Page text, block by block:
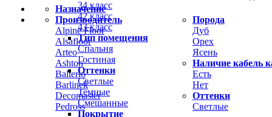
Назначение
Производитель
Alpine Floor
Alsafloor
Arteo
Ashton
Balterio
Barlinek
Decomaster
Pedross
Порода
Дуб
Орех
Ясень
Наличие кабель
Есть
Нет
Оттенки
Светлые
34 класс
42 класс
43 класс
Тип помещения
Спальня
Гостиная
Оттенки
Светлые
Темные
Смешанные
Покрытие